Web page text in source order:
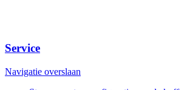
Service
Navigatie overslaan